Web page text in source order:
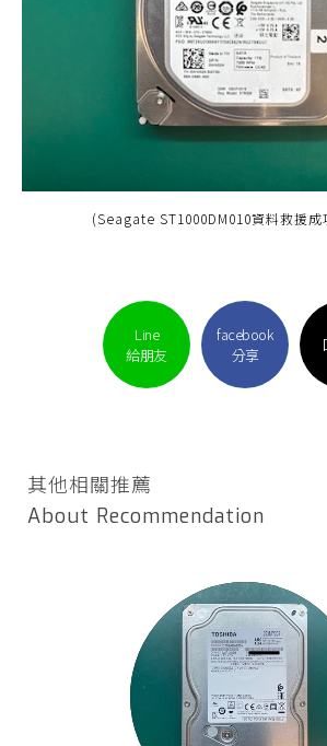
(Seagate ST1000DM010資料救援成
Line
給朋友
facebook
分享
其他相關推薦
About Recommendation